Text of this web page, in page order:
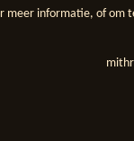
meer informatie, of om